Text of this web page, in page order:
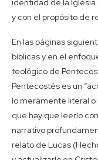
identidad de la
y con el propósito de
En las páginas
bíblicas y en el
teológico de
Pentecostés es un
lo meramente literal
que hay que leerlo
narrativo
relato de Lucas